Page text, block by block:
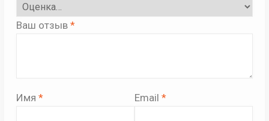
Ваш отзыв *
Имя * Email *